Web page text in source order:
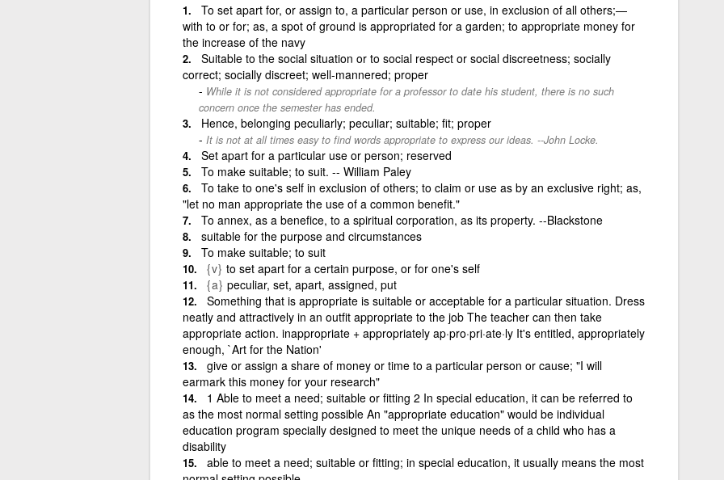
To set apart for, or assign to, a particular person or use, in exclusion of all others;—
with to or for; as, a spot of ground is appropriated for a garden; to appropriate money for
the increase of the navy
Suitable to the social situation or to social respect or social discreetness; socially
correct; socially discreet; well-mannered; proper
While it is not considered appropriate for a professor to date his student, there is no such
concern once the semester has ended.
Hence, belonging peculiarly; peculiar; suitable; fit; proper
It is not at all times easy to find words appropriate to express our ideas. --John Locke.
Set apart for a particular use or person; reserved
To make suitable; to suit. -- William Paley
To take to one's self in exclusion of others; to claim or use as by an exclusive right; as,
"let no man appropriate the use of a common benefit."
To annex, as a benefice, to a spiritual corporation, as its property. --Blackstone
suitable for the purpose and circumstances
To make suitable; to suit
{v} to set apart for a certain purpose, or for one's self
{a} peculiar, set, apart, assigned, put
Something that is appropriate is suitable or acceptable for a particular situation. Dress
neatly and attractively in an outfit appropriate to the job The teacher can then take
appropriate action. inappropriate + appropriately ap·pro·pri·ate·ly It's entitled, appropriately
enough, `Art for the Nation'
give or assign a share of money or time to a particular person or cause; "I will
earmark this money for your research"
1 Able to meet a need; suitable or fitting 2 In special education, it can be referred to
as the most normal setting possible An "appropriate education" would be individual
education program specially designed to meet the unique needs of a child who has a
disability
able to meet a need; suitable or fitting; in special education, it usually means the most